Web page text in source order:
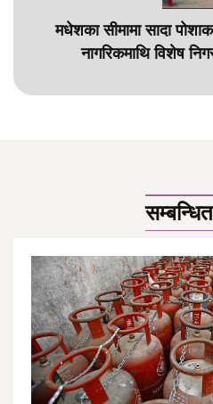
मधेशका सीमामा सादा
नागरिकमाथि विशेष